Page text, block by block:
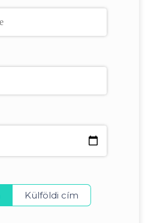
Külföldi cím